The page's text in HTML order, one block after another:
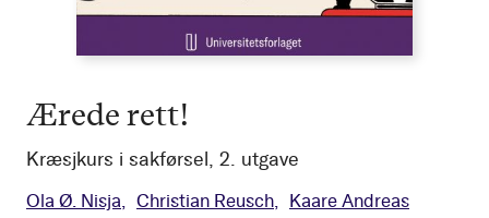
Ærede rett!
Kræsjkurs i sakførsel, 2. utgave
Ola Ø. Nisja Christian Reusch
Kaare Andreas